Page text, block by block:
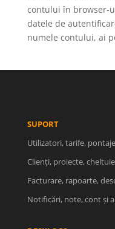
contului în browser-
datele de
numele contului, ai
SUPORT
Utilizatori, tarife,
Clienți, proiecte,
Facturare, rapoarte,
Notificări, note, cont și